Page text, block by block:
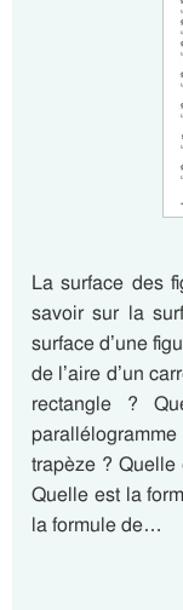
La surface des
savoir sur la
surface d’une
de l’aire d’un
rectangle ?
trapèze ? Quelle
Quelle est la
la formule de…